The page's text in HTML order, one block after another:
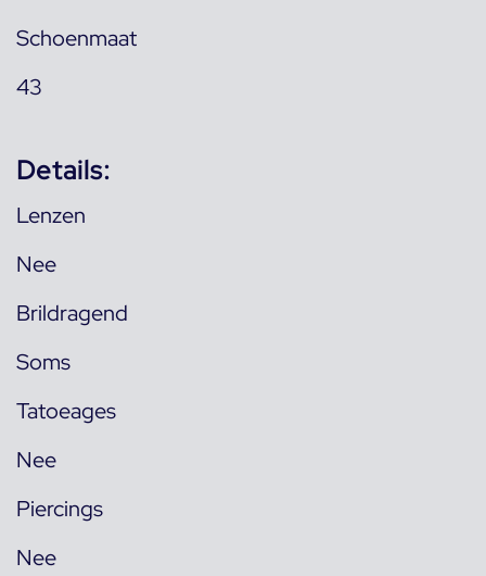
Schoenmaat
43
Details:
Lenzen
Nee
Brildragend
Soms
Tatoeages
Nee
Piercings
Nee